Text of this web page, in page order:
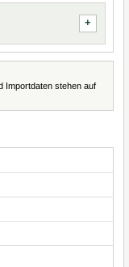
Importdaten stehen auf